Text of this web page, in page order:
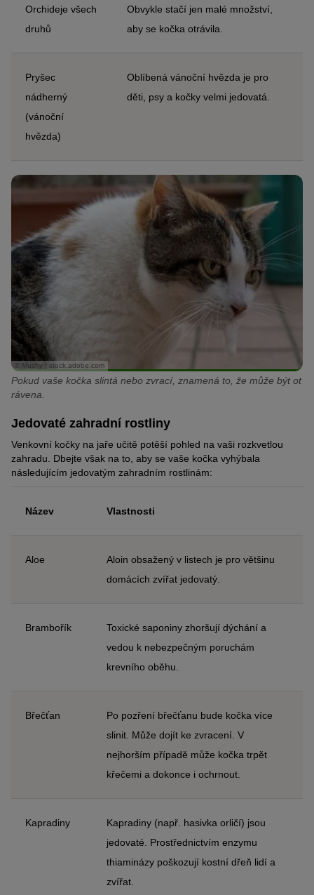
Orchideje všech
druhů
Obvykle stačí jen malé množství,
aby se kočka otrávila.
Pryšec
nádherný
(vánoční
hvězda)
Oblíbená vánoční hvězda je pro
děti, psy a kočky velmi jedovatá.
© Mushy / stock.adobe.com
Pokud vaše kočka slintá nebo zvrací, znamená to, že může být ot
rávena.
Jedovaté zahradní rostliny
Venkovní kočky na jaře učitě potěší pohled na vaši rozkvetlou
zahradu. Dbejte však na to, aby se vaše kočka vyhýbala
následujícím jedovatým zahradním rostlinám:
Název Vlastnosti
Aloe
Aloin obsažený v listech je pro většinu
domácích zvířat jedovatý.
Brambořík
Toxické saponiny zhoršují dýchání a
vedou k nebezpečným poruchám
krevního oběhu.
Břečťan
Po pozření břečťanu bude kočka více
slinit. Může dojít ke zvracení. V
nejhorším případě může kočka trpět
křečemi a dokonce i ochrnout.
Kapradiny
Kapradiny (např. hasivka orličí) jsou
jedovaté. Prostřednictvím enzymu
thiaminázy poškozují kostní dřeň lidí a
zvířat.